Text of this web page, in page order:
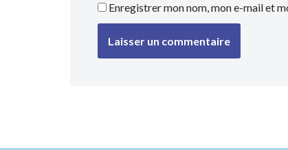
Enregistrer mon nom, mon e-mail et